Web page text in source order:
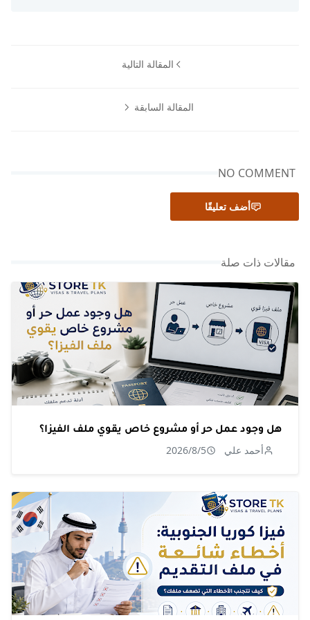
المقالة التالية
المقالة السابقة
NO COMMENT
أضف تعليقًا
مقالات ذات صلة
هل وجود عمل حر أو مشروع خاص يقوي ملف الفيزا؟
أحمد علي 2026/8/5